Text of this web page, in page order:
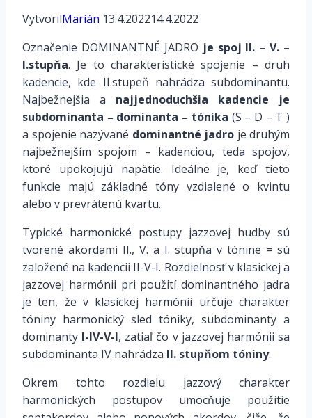
VytvorilMarián 13.4.202214.4.2022
Označenie DOMINANTNÉ JADRO je spoj II. – V. –
I.stupňa. Je to charakteristické spojenie – druh
kadencie, kde II.stupeň nahrádza subdominantu.
Najbežnejšia a najjednoduchšia kadencie je
subdominanta – dominanta – tónika (S – D – T )
a spojenie nazývané dominantné jadro je druhým
najbežnejším spojom – kadenciou, teda spojov,
ktoré upokojujú napätie. Ideálne je, keď tieto
funkcie majú základné tóny vzdialené o kvintu
alebo v prevrátenú kvartu.
Typické harmonické postupy jazzovej hudby sú
tvorené akordami II., V. a I. stupňa v tónine = sú
založené na kadencii II-V-I. Rozdielnosť v klasickej a
jazzovej harmónii pri použití dominantného jadra
je ten, že v klasickej harmónii určuje charakter
tóniny harmonický sled tóniky, subdominanty a
dominanty I-IV-V-I, zatiaľ čo v jazzovej harmónii sa
subdominanta IV nahrádza II. stupňom tóniny.
Okrem tohto rozdielu jazzový charakter
harmonických postupov umocňuje použitie